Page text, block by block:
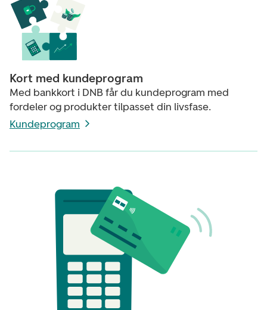
Kort med kundeprogram
Med bankkort i DNB får du kundeprogram med
fordeler og produkter tilpasset din livsfase.
Kundeprogram